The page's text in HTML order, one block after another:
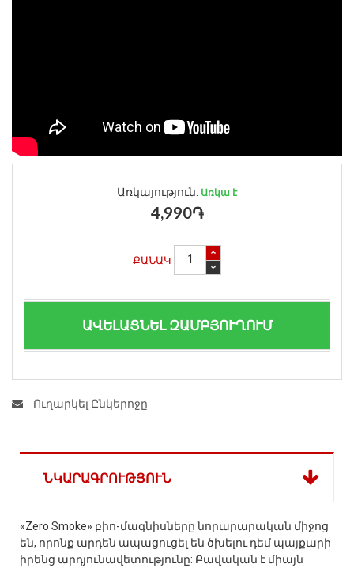
Առկայություն: Առկա է
4,990֏
ՔԱՆԱԿ
ԱՎԵԼԱՑՆԵԼ ԶԱՄԲՅՈՒՂՈՒՄ
Ուղարկել Ընկերոջը
ՆԿԱՐԱԳՐՈՒԹՅՈՒՆ
«Zero Smoke» բիո-մագնիսները նորարարական միջոց
են, որոնք արդեն ապացուցել են ծխելու դեմ պայքարի
իրենց արդյունավետությունը: Բավական է միայն